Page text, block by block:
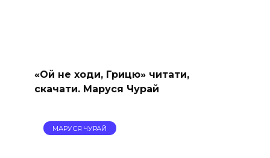
«Ой не ходи, Грицю» читати,
скачати. Маруся Чурай
МАРУСЯ ЧУРАЙ